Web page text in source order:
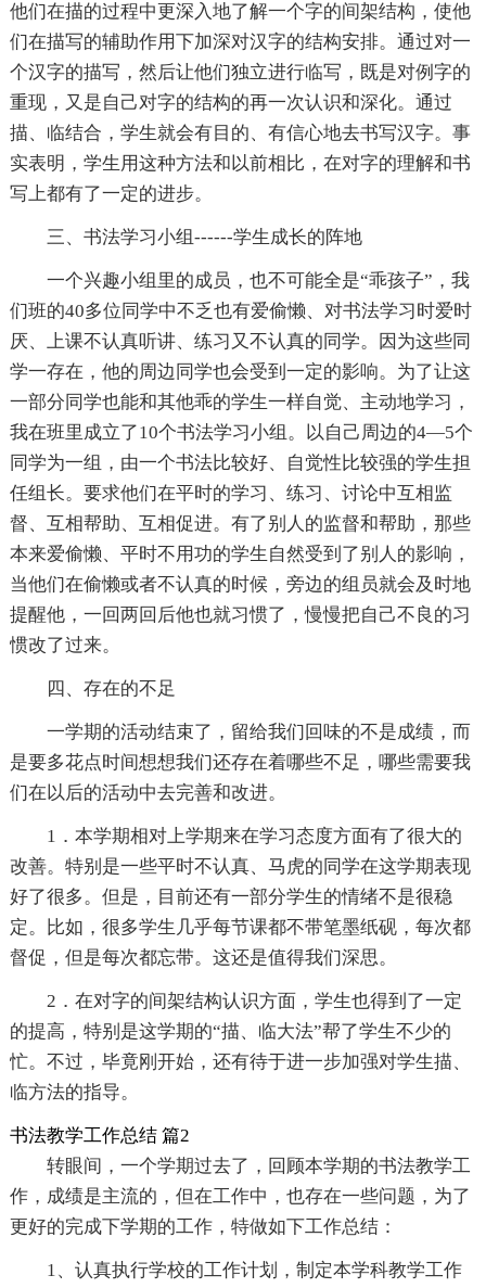
他们在描的过程中更深入地了解一个字的间架结构，使他
们在描写的辅助作用下加深对汉字的结构安排。通过对一
个汉字的描写，然后让他们独立进行临写，既是对例字的
重现，又是自己对字的结构的再一次认识和深化。通过
描、临结合，学生就会有目的、有信心地去书写汉字。事
实表明，学生用这种方法和以前相比，在对字的理解和书
写上都有了一定的进步。
三、书法学习小组------学生成长的阵地
一个兴趣小组里的成员，也不可能全是“乖孩子”，我
们班的40多位同学中不乏也有爱偷懒、对书法学习时爱时
厌、上课不认真听讲、练习又不认真的同学。因为这些同
学一存在，他的周边同学也会受到一定的影响。为了让这
一部分同学也能和其他乖的学生一样自觉、主动地学习，
我在班里成立了10个书法学习小组。以自己周边的4—5个
同学为一组，由一个书法比较好、自觉性比较强的学生担
任组长。要求他们在平时的学习、练习、讨论中互相监
督、互相帮助、互相促进。有了别人的监督和帮助，那些
本来爱偷懒、平时不用功的学生自然受到了别人的影响，
当他们在偷懒或者不认真的时候，旁边的组员就会及时地
提醒他，一回两回后他也就习惯了，慢慢把自己不良的习
惯改了过来。
四、存在的不足
一学期的活动结束了，留给我们回味的不是成绩，而
是要多花点时间想想我们还存在着哪些不足，哪些需要我
们在以后的活动中去完善和改进。
1．本学期相对上学期来在学习态度方面有了很大的
改善。特别是一些平时不认真、马虎的同学在这学期表现
好了很多。但是，目前还有一部分学生的情绪不是很稳
定。比如，很多学生几乎每节课都不带笔墨纸砚，每次都
督促，但是每次都忘带。这还是值得我们深思。
2．在对字的间架结构认识方面，学生也得到了一定
的提高，特别是这学期的“描、临大法”帮了学生不少的
忙。不过，毕竟刚开始，还有待于进一步加强对学生描、
临方法的指导。
书法教学工作总结 篇2
转眼间，一个学期过去了，回顾本学期的书法教学工
作，成绩是主流的，但在工作中，也存在一些问题，为了
更好的完成下学期的工作，特做如下工作总结：
1、认真执行学校的工作计划，制定本学科教学工作